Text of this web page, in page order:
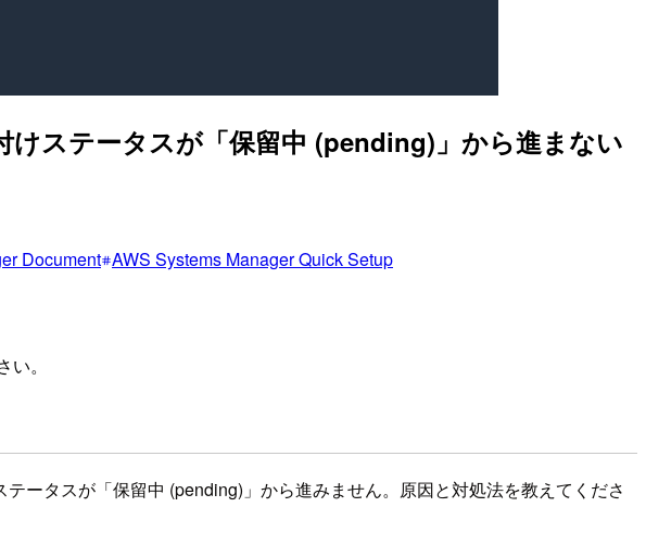
ステータスが「保留中 (pending)」から進まない
Document AWS Systems Manager Quick Setup
。
ータスが「保留中 (pending)」から進みません。原因と対処法を教えてくださ